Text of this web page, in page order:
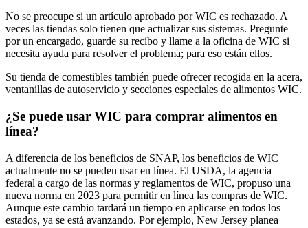
No se preocupe si un artículo aprobado por WIC es rechazado. A
veces las tiendas solo tienen que actualizar sus sistemas. Pregunte
por un encargado, guarde su recibo y llame a la oficina de WIC si
necesita ayuda para resolver el problema; para eso están ellos.
Su tienda de comestibles también puede ofrecer recogida en la acera,
ventanillas de autoservicio y secciones especiales de alimentos WIC.
¿Se puede usar WIC para comprar alimentos en
línea?
A diferencia de los beneficios de SNAP, los beneficios de WIC
actualmente no se pueden usar en línea. El USDA, la agencia
federal a cargo de las normas y reglamentos de WIC, propuso una
nueva norma en 2023 para permitir en línea las compras de WIC.
Aunque este cambio tardará un tiempo en aplicarse en todos los
estados, ya se está avanzando. Por ejemplo, New Jersey planea